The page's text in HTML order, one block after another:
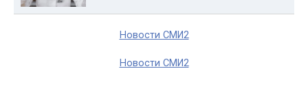
Новости СМИ2
Новости СМИ2